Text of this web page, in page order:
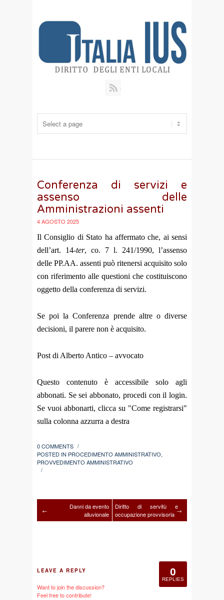
Conferenza di servizi e
assenso delle
Amministrazioni assenti
4 AGOSTO 2025
Il Consiglio di Stato ha affermato che, ai sensi
dell’art. 14-ter, co. 7 l. 241/1990, l’assenso
delle PP.AA. assenti può ritenersi acquisito solo
con riferimento alle questioni che costituiscono
oggetto della conferenza di servizi.
Se poi la Conferenza prende altre o diverse
decisioni, il parere non è acquisito.
Post di Alberto Antico – avvocato
Questo contenuto è accessibile solo agli
abbonati. Se sei abbonato, procedi con il login.
Se vuoi abbonarti, clicca su "Come registrarsi"
sulla colonna azzurra a destra
0 COMMENTS /
POSTED IN PROCEDIMENTO AMMINISTRATIVO,
PROVVEDIMENTO AMMINISTRATIVO
/
←
Danni da evento
alluvionale
Diritto di servitù e
occupazione provvisoria →
0
REPLIES
LEAVE A REPLY
Want to join the discussion?
Feel free to contribute!